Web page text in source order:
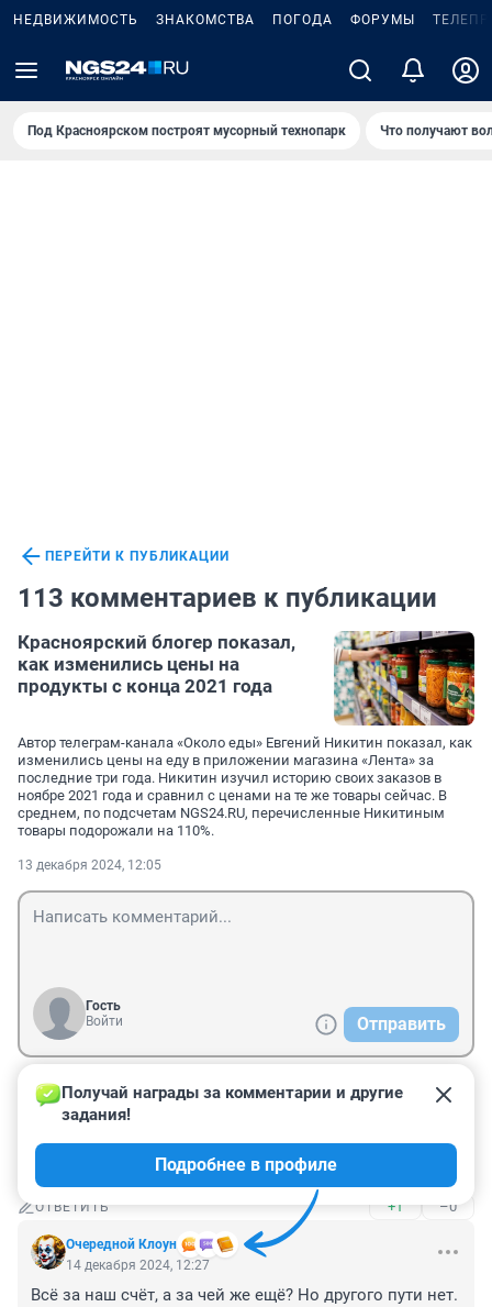
НЕДВИЖИМОСТЬ ЗНАКОМСТВА ПОГОДА ФОРУМЫ
Под Крaсноярском построят мусорный технопарк Что получают
ПЕРЕЙТИ К ПУБЛИКАЦИИ
113 комментариев к публикации
Красноярский блогер показал,
как изменились цены на
продукты с конца 2021 года
Автор телеграм-канала «Около еды» Евгений Никитин показал, как
изменились цены на еду в приложении магазина «Лента» за
последние три года. Никитин изучил историю своих заказов в
ноябре 2021 года и сравнил с ценами на те же товары сейчас. В
среднем, по подсчетам NGS24.RU, перечисленные Никитиным
товары подорожали на 110%.
13 декабря 2024, 12:05
Гость
Войти
Отправить
Гость
16 декабря 2024, 08:20
В 21м году в Канске 1к квартира стоила 1300000,а
сейчас 2500000 такая же.
ОТВЕТИТЬ +1 –0
Очередной Клоун
Получай награды за комментарии и другие
задания!
Подробнее в профиле
14 декабря 2024, 12:27
Всё за наш счёт, а за чей же ещё? Но другого пути нет.